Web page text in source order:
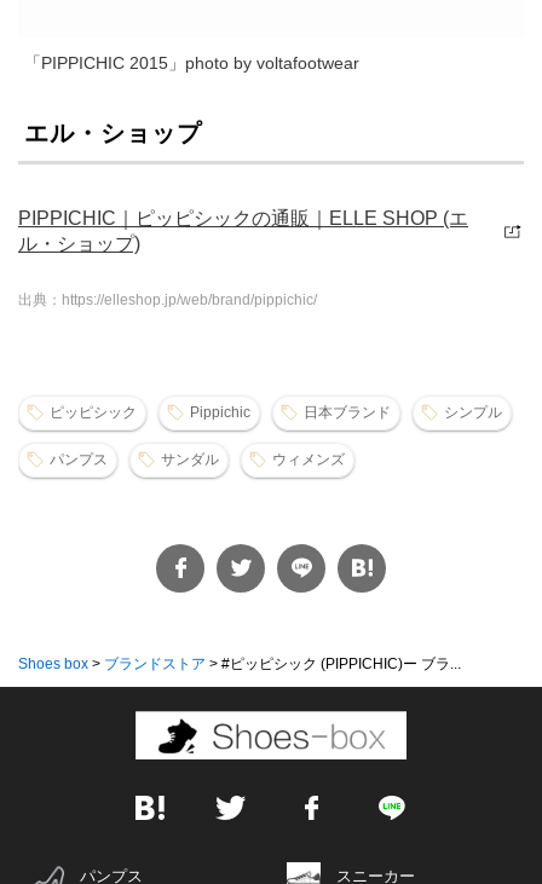
「PIPPICHIC 2015」photo by voltafootwear
エル・ショップ
PIPPICHIC｜ピッピシックの通販｜ELLE SHOP (エ
ル・ショップ)
出典：https://elleshop.jp/web/brand/pippichic/
ピッピシック Pippichic 日本ブランド シンプル
パンプス サンダル ウィメンズ
Shoes box > ブランドストア > #ピッピシック (PIPPICHIC)ー ブラ...
パンプス スニーカー